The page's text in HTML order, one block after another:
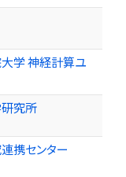
学 神経計算ユ
究所
携センター